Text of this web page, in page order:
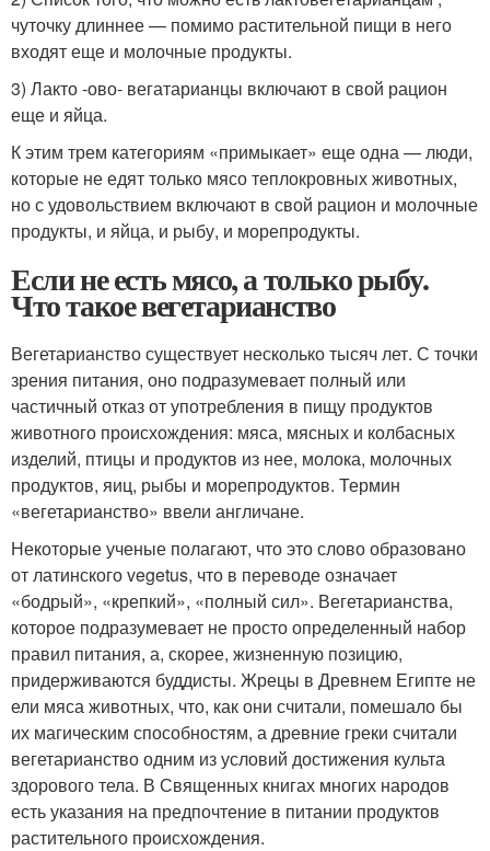
чуточку длиннее — помимо растительной пищи в него
входят еще и молочные продукты.
3) Лакто -ово- вегатарианцы включают в свой рацион
еще и яйца.
К этим трем категориям «примыкает» еще одна — люди,
которые не едят только мясо теплокровных животных,
но с удовольствием включают в свой рацион и молочные
продукты, и яйца, и рыбу, и морепродукты.
Если не есть мясо, а только рыбу.
Что такое вегетарианство
Вегетарианство существует несколько тысяч лет. С точки
зрения питания, оно подразумевает полный или
частичный отказ от употребления в пищу продуктов
животного происхождения: мяса, мясных и колбасных
изделий, птицы и продуктов из нее, молока, молочных
продуктов, яиц, рыбы и морепродуктов. Термин
«вегетарианство» ввели англичане.
Некоторые ученые полагают, что это слово образовано
от латинского vegetus, что в переводе означает
«бодрый», «крепкий», «полный сил». Вегетарианства,
которое подразумевает не просто определенный набор
правил питания, а, скорее, жизненную позицию,
придерживаются буддисты. Жрецы в Древнем Египте не
ели мяса животных, что, как они считали, помешало бы
их магическим способностям, а древние греки считали
вегетарианство одним из условий достижения культа
здорового тела. В Священных книгах многих народов
есть указания на предпочтение в питании продуктов
растительного происхождения.